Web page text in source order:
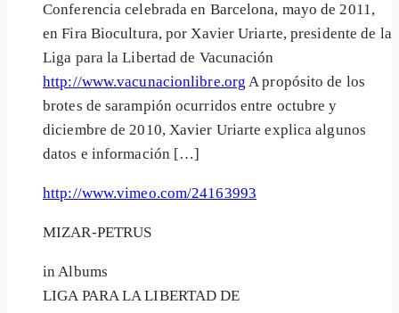
Conferencia celebrada en Barcelona, mayo de 2011,
en Fira Biocultura, por Xavier Uriarte, presidente de la
Liga para la Libertad de Vacunación
http://www.vacunacionlibre.org A propósito de los
brotes de sarampión ocurridos entre octubre y
diciembre de 2010, Xavier Uriarte explica algunos
datos e información […]
http://www.vimeo.com/24163993
MIZAR-PETRUS
in Albums
LIGA PARA LA LIBERTAD DE